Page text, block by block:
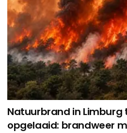
Natuurbrand in Limburg
opgelaaid: brandweer